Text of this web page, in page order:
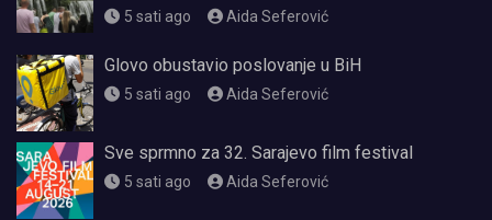
5 sati ago Aida Seferović
Glovo obustavio poslovanje u BiH
5 sati ago Aida Seferović
Sve sprmno za 32. Sarajevo film festival
5 sati ago Aida Seferović